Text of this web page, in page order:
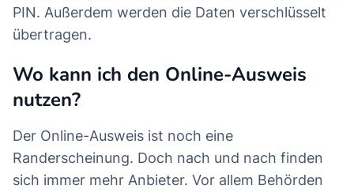
PIN. Außerdem werden die Daten verschlüsselt
übertragen.
Wo kann ich den Online-Ausweis
nutzen?
Der Online-Ausweis ist noch eine
Randerscheinung. Doch nach und nach finden
sich immer mehr Anbieter. Vor allem Behörden